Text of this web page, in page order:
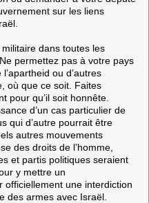
sur les liens
dans toutes les
permettez pas à votre pays
ou d’autres
où que ce soit. Faites
pour qu’il soit honnête.
d’un cas particulier de
qui d’autre pourrait être
autres mouvements
des droits de l’homme,
et partis politiques seraient
y mettre un
officiellement une interdiction
des armes avec Israël.